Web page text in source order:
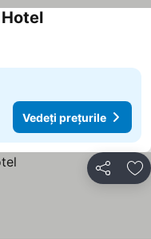
Vedeți prețurile
Distribuiți